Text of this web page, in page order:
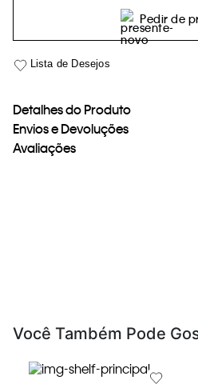
Pedir de
Detalhes do Produto
Envios e Devoluções
Avaliações
Você Também Pode